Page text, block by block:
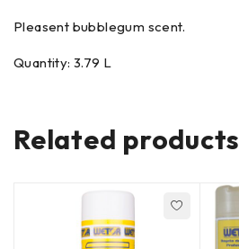
Pleasent bubblegum scent.
Quantity: 3.79 L
Related products